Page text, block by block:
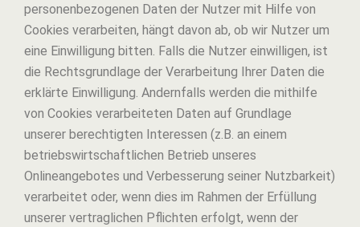
personenbezogenen Daten der Nutzer mit Hilfe von
Cookies verarbeiten, hängt davon ab, ob wir Nutzer um
eine Einwilligung bitten. Falls die Nutzer einwilligen, ist
die Rechtsgrundlage der Verarbeitung Ihrer Daten die
erklärte Einwilligung. Andernfalls werden die mithilfe
von Cookies verarbeiteten Daten auf Grundlage
unserer berechtigten Interessen (z.B. an einem
betriebswirtschaftlichen Betrieb unseres
Onlineangebotes und Verbesserung seiner Nutzbarkeit)
verarbeitet oder, wenn dies im Rahmen der Erfüllung
unserer vertraglichen Pflichten erfolgt, wenn der